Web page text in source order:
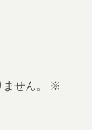
せん。
※